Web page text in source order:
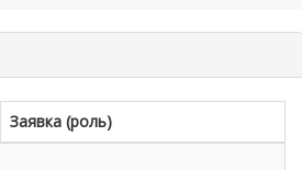
Заявка (роль)